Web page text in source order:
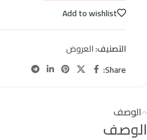
Add to wishlist
التصنيف:العروض
Share:
الوصف
الوصف